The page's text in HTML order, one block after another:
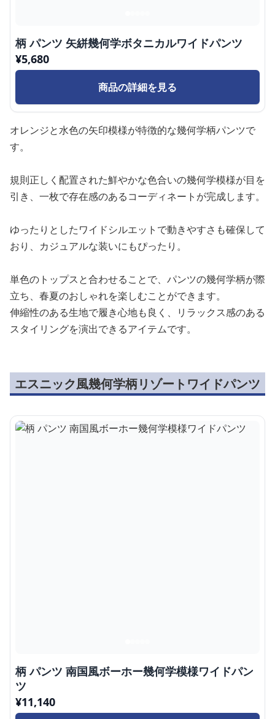
柄 パンツ 矢絣幾何学ボタニカルワイドパンツ
¥5,680
商品の詳細を見る
オレンジと水色の矢印模様が特徴的な幾何学柄パンツで
す。
規則正しく配置された鮮やかな色合いの幾何学模様が目を
引き、一枚で存在感のあるコーディネートが完成します。
ゆったりとしたワイドシルエットで動きやすさも確保して
おり、カジュアルな装いにもぴったり。
単色のトップスと合わせることで、パンツの幾何学柄が際
立ち、春夏のおしゃれを楽しむことができます。
伸縮性のある生地で履き心地も良く、リラックス感のある
スタイリングを演出できるアイテムです。
エスニック風幾何学柄リゾートワイドパンツ
柄 パンツ 南国風ボーホー幾何学模様ワイドパン
ツ
¥11,140